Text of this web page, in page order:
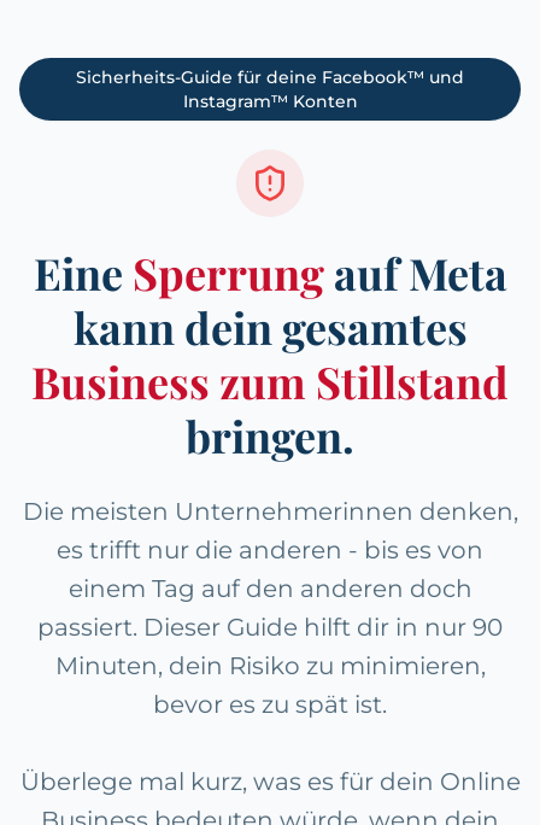
Sicherheits-Guide für deine Facebook™ und
Instagram™ Konten
Eine Sperrungauf Meta
kann dein gesamtes
Business zum Stillstand
bringen.
Die meisten Unternehmerinnen denken,
es trifft nur die anderen - bis es von
einem Tag auf den anderen doch
passiert. Dieser Guide hilft dir in nur 90
Minuten, dein Risiko zu minimieren,
bevor es zu spät ist.
Überlege mal kurz, was es für dein Online